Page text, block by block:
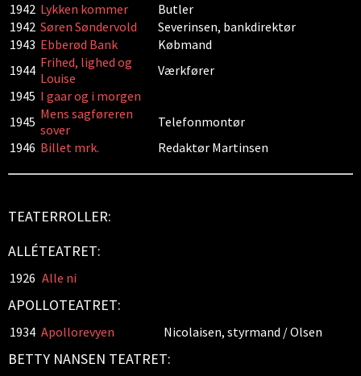
1942 Lykken kommer
Butler
1942 Søren Søndervold
Severinsen, bankdirektør
1943 Ebberød Bank
Købmand
1944 Frihed, lighed og
Louise
Værkfører
1945 I gaar og i morgen
1945 Mens sagføreren
sover
Telefonmontør
1946 Billet mrk. Redaktør Martinsen
TEATERROLLER:
ALLÉTEATRET:
1926 Alle ni
APOLLOTEATRET:
1934 Apollorevyen Nicolaisen, styrmand / Olsen
BETTY NANSEN TEATRET: